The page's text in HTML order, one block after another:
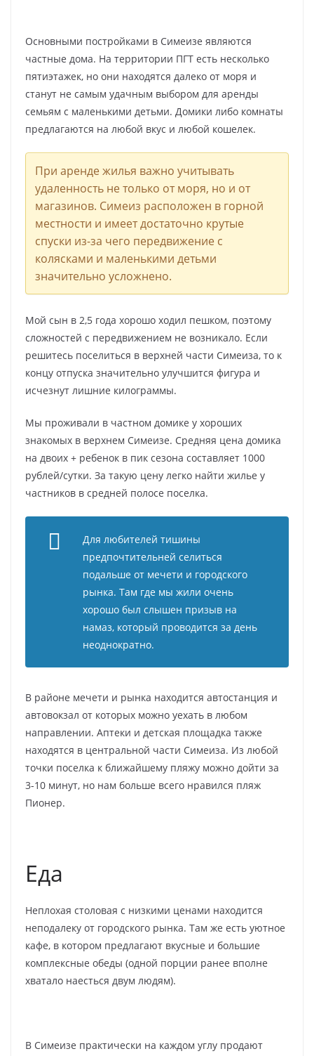
Основными постройками в Симеизе являются
частные дома. На территории ПГТ есть несколько
пятиэтажек, но они находятся далеко от моря и
станут не самым удачным выбором для аренды
семьям с маленькими детьми. Домики либо комнаты
предлагаются на любой вкус и любой кошелек.
При аренде жилья важно учитывать
удаленность не только от моря, но и от
магазинов. Симеиз расположен в горной
местности и имеет достаточно крутые
спуски из-за чего передвижение с
колясками и маленькими детьми
значительно усложнено.
Мой сын в 2,5 года хорошо ходил пешком, поэтому
сложностей с передвижением не возникало. Если
решитесь поселиться в верхней части Симеиза, то к
концу отпуска значительно улучшится фигура и
исчезнут лишние килограммы.
Мы проживали в частном домике у хороших
знакомых в верхнем Симеизе. Средняя цена домика
на двоих + ребенок в пик сезона составляет 1000
рублей/сутки. За такую цену легко найти жилье у
частников в средней полосе поселка.
Для любителей тишины
предпочтительней селиться
подальше от мечети и городского
рынка. Там где мы жили очень
хорошо был слышен призыв на
намаз, который проводится за день
неоднократно.
В районе мечети и рынка находится автостанция и
автовокзал от которых можно уехать в любом
направлении. Аптеки и детская площадка также
находятся в центральной части Симеиза. Из любой
точки поселка к ближайшему пляжу можно дойти за
3-10 минут, но нам больше всего нравился пляж
Пионер.
Еда
Неплохая столовая с низкими ценами находится
неподалеку от городского рынка. Там же есть уютное
кафе, в котором предлагают вкусные и большие
комплексные обеды (одной порции ранее вполне
хватало наесться двум людям).
В Симеизе практически на каждом углу продают